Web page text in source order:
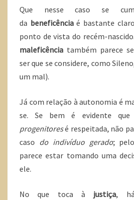
Que nesse caso se
da beneficênciaé bastante
ponto de vista do recém-
maleficência também parece
ser que se considere, como
um mal).
Já com relação à autonomia é
se. Se bem é evidente
progenitoresé respeitada, não
caso do indivíduo gerado;
parece estar tomando uma
ele.
No que toca à justiça, há